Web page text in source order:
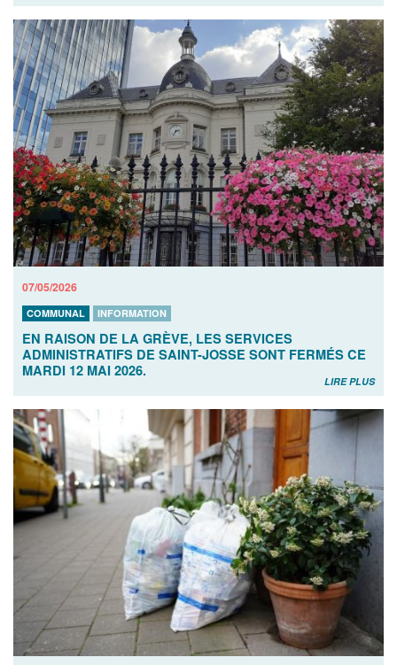
07/05/2026
COMMUNAL INFORMATION
EN RAISON DE LA GRÈVE, LES SERVICES
ADMINISTRATIFS DE SAINT-JOSSE SONT FERMÉS CE
MARDI 12 MAI 2026.
LIRE PLUS